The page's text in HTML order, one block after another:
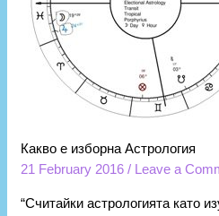
Какво е изборна Астрология
21 February 2016/ Leave a
“Считайки астрологията като